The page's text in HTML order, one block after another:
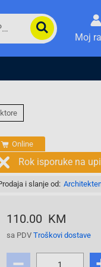
Moj
Online
Rok isporuke na
i slanje od:
110.00 KM
sa PDV Troškovi dostave